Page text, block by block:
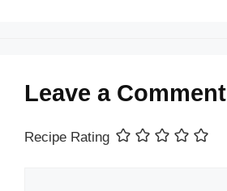
Leave a Comment
Recipe Rating